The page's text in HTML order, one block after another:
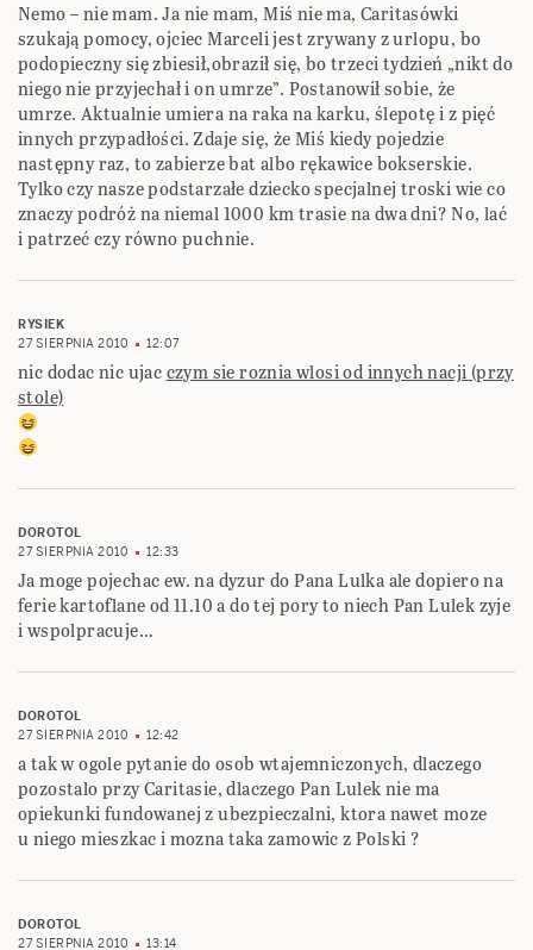
Nemo – nie mam. Ja nie mam, Miś nie ma, Caritasówki
szukają pomocy, ojciec Marceli jest zrywany z urlopu, bo
podopieczny się zbiesił,obraził się, bo trzeci tydzień „nikt do
niego nie przyjechał i on umrze”. Postanowił sobie, że
umrze. Aktualnie umiera na raka na karku, ślepotę i z pięć
innych przypadłości. Zdaje się, że Miś kiedy pojedzie
następny raz, to zabierze bat albo rękawice bokserskie.
Tylko czy nasze podstarzałe dziecko specjalnej troski wie co
znaczy podróż na niemal 1000 km trasie na dwa dni? No, lać
i patrzeć czy równo puchnie.
RYSIEK
27 SIERPNIA 2010
12:07
nic dodac nic ujacczym sie roznia wlosi od innych nacji (przy
stole)
DOROTOL
27 SIERPNIA 2010
12:33
Ja moge pojechac ew. na dyzur do Pana Lulka ale dopiero na
ferie kartoflane od 11.10 a do tej pory to niech Pan Lulek zyje
i wspolpracuje…
DOROTOL
27 SIERPNIA 2010
12:42
a tak w ogole pytanie do osob wtajemniczonych, dlaczego
pozostalo przy Caritasie, dlaczego Pan Lulek nie ma
opiekunki fundowanej z ubezpieczalni, ktora nawet moze
u niego mieszkac i mozna taka zamowic z Polski ?
DOROTOL
27 SIERPNIA 2010
13:14